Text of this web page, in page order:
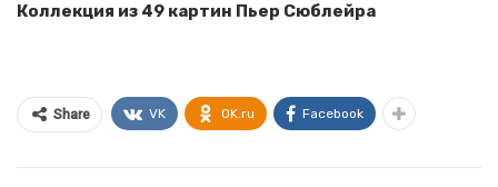
Коллекция из 49 картин Пьер Сюблейра
Share VK OK.ru Facebook